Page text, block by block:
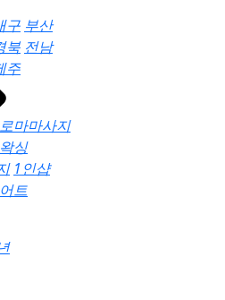
구 부산
북 전남
주
마마사지
왁싱
1인샵
트